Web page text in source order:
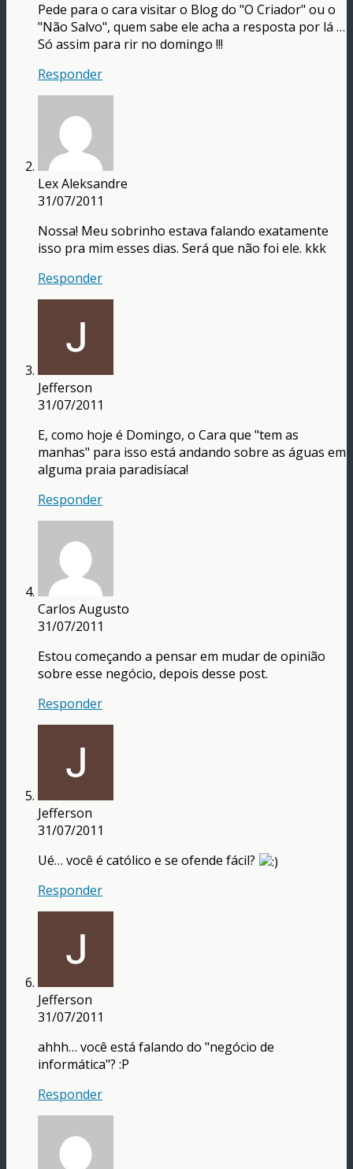
Pede para o cara visitar o Blog do "O Criador" ou o
"Não Salvo", quem sabe ele acha a resposta por lá …
Só assim para rir no domingo !!!
Responder
Lex Aleksandre
31/07/2011
Nossa! Meu sobrinho estava falando exatamente
isso pra mim esses dias. Será que não foi ele. kkk
Responder
Jefferson
31/07/2011
E, como hoje é Domingo, o Cara que "tem as
manhas" para isso está andando sobre as águas em
alguma praia paradisíaca!
Responder
Carlos Augusto
31/07/2011
Estou começando a pensar em mudar de opinião
sobre esse negócio, depois desse post.
Responder
Jefferson
31/07/2011
Ué… você é católico e se ofende fácil?
Responder
Jefferson
31/07/2011
ahhh… você está falando do "negócio de
informática"? :P
Responder